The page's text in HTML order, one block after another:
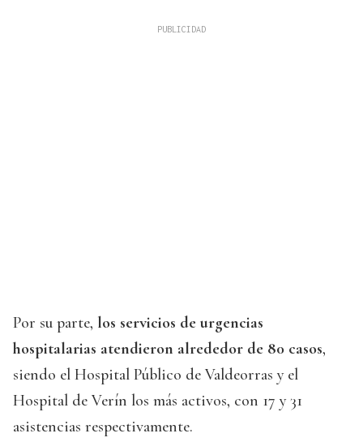
Por su parte, los servicios de urgencias
hospitalarias atendieron alrededor de 80 casos,
siendo el Hospital Público de Valdeorras y el
Hospital de Verín los más activos, con 17 y 31
asistencias respectivamente.